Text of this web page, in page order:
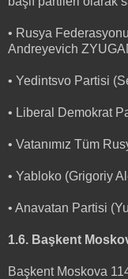
• Rusya
Andreyevich
• Yedintsvo Partisi
• Liberal Demokrat
• Vatanımız Tüm
• Yabloko (Grigoriy
• Anavatan Partisi
1.6. Başkent
Başkent Moskova